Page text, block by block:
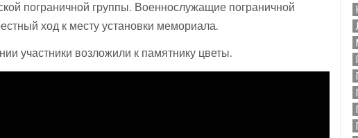
пограничной группы. Военнослужащие пограничной
ход к месту установки мемориала.
участники возложили к памятнику цветы.